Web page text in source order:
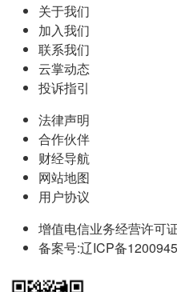
关于我们
加入我们
联系我们
云掌动态
投诉指引
法律声明
合作伙伴
财经导航
网站地图
用户协议
增值电信业务经营许可
备案号:辽ICP备